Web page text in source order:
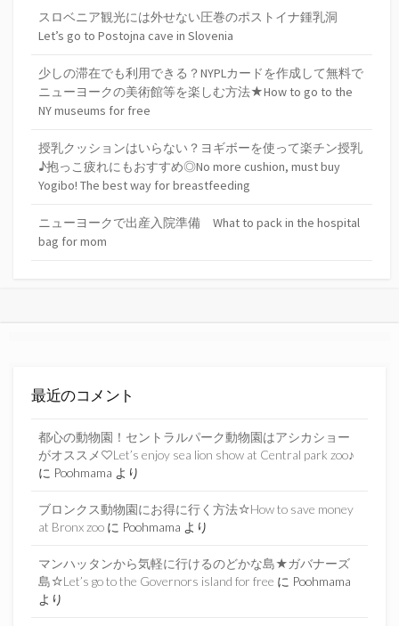
スロベニア観光には外せない圧巻のポストイナ鍾乳洞
Let’s go to Postojna cave in Slovenia
少しの滞在でも利用できる？NYPLカードを作成して無料で
ニューヨークの美術館等を楽しむ方法★How to go to the
NY museums for free
授乳クッションはいらない？ヨギボーを使って楽チン授乳
♪抱っこ疲れにもおすすめ◎No more cushion, must buy
Yogibo! The best way for breastfeeding
ニューヨークで出産入院準備 What to pack in the hospital
bag for mom
最近のコメント
都心の動物園！セントラルパーク動物園はアシカショー
がオススメ♡Let’s enjoy sea lion show at Central park zoo♪
に Poohmama より
ブロンクス動物園にお得に行く方法☆How to save money
at Bronx zoo に Poohmama より
マンハッタンから気軽に行けるのどかな島★ガバナーズ
島☆Let’s go to the Governors island for free に Poohmama
より